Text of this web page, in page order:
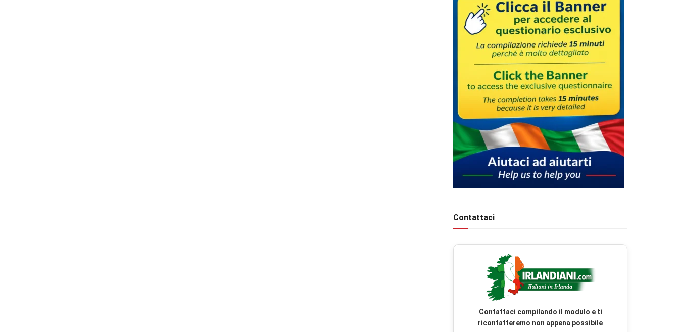
Contattaci
Contattaci compilando il modulo e ti
ricontatteremo non appena possibile